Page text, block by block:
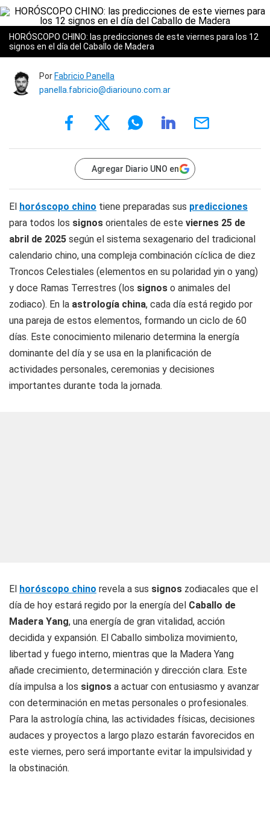
HORÓSCOPO CHINO: las predicciones de este viernes para los 12
signos en el día del Caballo de Madera
Por Fabricio Panella
panella.fabricio@diariouno.com.ar
Agregar Diario UNO en
El horóscopo chino tiene preparadas sus predicciones
para todos los signos orientales de este viernes 25 de
abril de 2025 según el sistema sexagenario del tradicional
calendario chino, una compleja combinación cíclica de diez
Troncos Celestiales (elementos en su polaridad yin o yang)
y doce Ramas Terrestres (los signos o animales del
zodiaco). En la astrología china, cada día está regido por
una pareja de estos elementos, formando un ciclo de 60
días. Este conocimiento milenario determina la energía
dominante del día y se usa en la planificación de
actividades personales, ceremonias y decisiones
importantes durante toda la jornada.
El horóscopo chino revela a sus signos zodiacales que el
día de hoy estará regido por la energía del Caballo de
Madera Yang, una energía de gran vitalidad, acción
decidida y expansión. El Caballo simboliza movimiento,
libertad y fuego interno, mientras que la Madera Yang
añade crecimiento, determinación y dirección clara. Este
día impulsa a los signos a actuar con entusiasmo y avanzar
con determinación en metas personales o profesionales.
Para la astrología china, las actividades físicas, decisiones
audaces y proyectos a largo plazo estarán favorecidos en
este viernes, pero será importante evitar la impulsividad y
la obstinación.